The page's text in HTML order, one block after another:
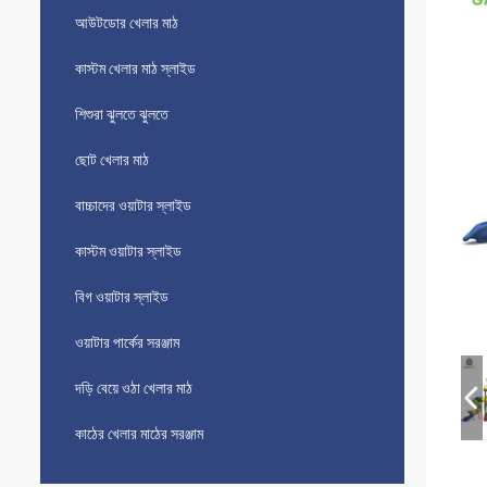
আউটডোর খেলার মাঠ
কাস্টম খেলার মাঠ স্লাইড
শিশুরা ঝুলতে ঝুলতে
ছোট খেলার মাঠ
বাচ্চাদের ওয়াটার স্লাইড
কাস্টম ওয়াটার স্লাইড
বিগ ওয়াটার স্লাইড
ওয়াটার পার্কের সরঞ্জাম
দড়ি বেয়ে ওঠা খেলার মাঠ
কাঠের খেলার মাঠের সরঞ্জাম